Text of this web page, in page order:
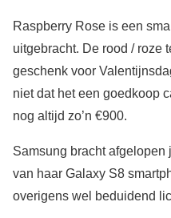
Raspberry Rose is een
uitgebracht. De rood / roze
geschenk voor
niet dat het een goedkoop
nog altijd zo’n €900.
Samsung bracht afgelopen
van haar Galaxy S8
overigens wel beduidend